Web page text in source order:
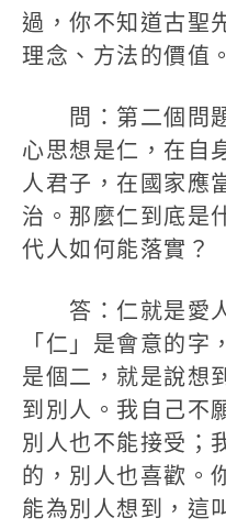
過，你不知道古聖
理念、方法的價值。
問：第二個問題
心思想是仁，在自
人君子，在國家應
治。那麼仁到底是
代人如何能落實？
答：仁就是愛人
「仁」是會意的字
是個二，就是說想
到別人。我自己不
別人也不能接受；
的，別人也喜歡。
能為別人想到，這